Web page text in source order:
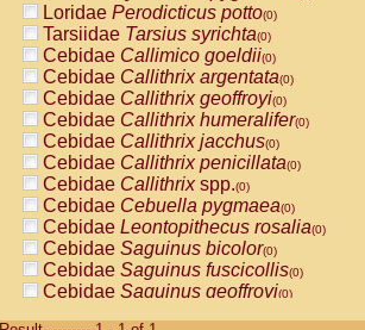
Loridae Perodicticus potto(0)
Tarsiidae Tarsius syrichta(0)
Cebidae Callimico goeldii(0)
Cebidae Callithrix argentata(0)
Cebidae Callithrix geoffroyi(0)
Cebidae Callithrix humeralifer(0)
Cebidae Callithrix jacchus(0)
Cebidae Callithrix penicillata(0)
Cebidae Callithrixspp.(0)
Cebidae Cebuella pygmaea(0)
Cebidae Leontopithecus rosalia(0)
Cebidae Saguinus bicolor(0)
Cebidae Saguinus fuscicollis(0)
Cebidae Saguinus geoffroyi(0)